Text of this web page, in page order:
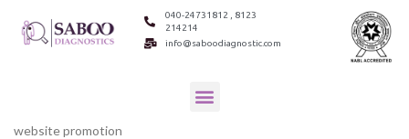
040-24731812 , 8123
214214
info@saboodiagnostic.com
website promotion